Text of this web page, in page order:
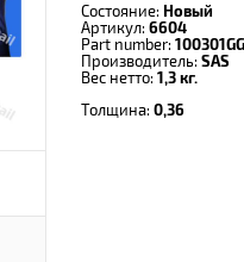
Состояние: Новый
Артикул: 6604
Part number:
Производитель: SAS
Вес нетто: 1,3 кг.
Толщина: 0,36